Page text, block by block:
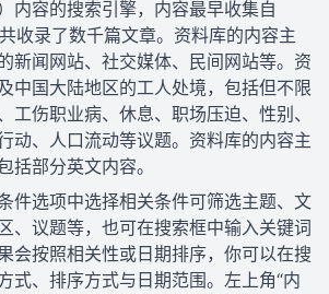
内容的搜索引擎，内容最早收集自
收录了数千篇文章。资料库的内容主
新闻网站、社交媒体、民间网站等。资
中国大陆地区的工人处境，包括但不限
工伤职业病、休息、职场压迫、性别、
动、人口流动等议题。资料库的内容主
括部分英文内容。
件选项中选择相关条件可筛选主题、文
、议题等，也可在搜索框中输入关键词
会按照相关性或日期排序，你可以在搜
式、排序方式与日期范围。左上角“内